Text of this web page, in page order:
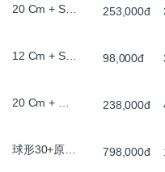
20 Cm + Sơn Trắng , Đèn Le 253,000đ
12 Cm + Sơn Trắng , Đèn Le 98,000đ
20 Cm + Đế Gỗ, Có Chân, Đèn Le 238,000đ
球形30+原木带脚圈灯 798,000đ